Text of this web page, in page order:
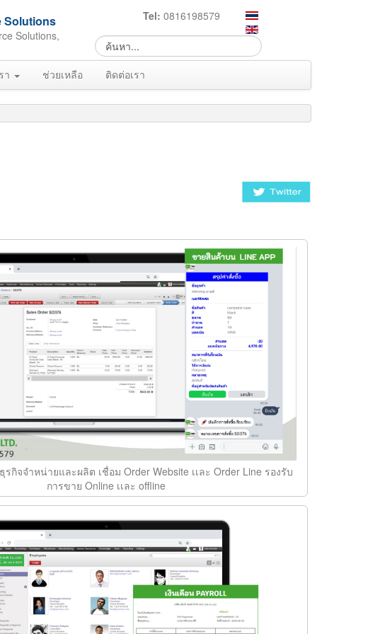
Solutions
Solutions,
Tel: 0816198579
า ช่วยเหลือ ติดต่อเรา
กิจจำหน่ายและผลิต เชื่อม Order Website เเละ Order Line รองรับ
การขาย Online เเละ offline